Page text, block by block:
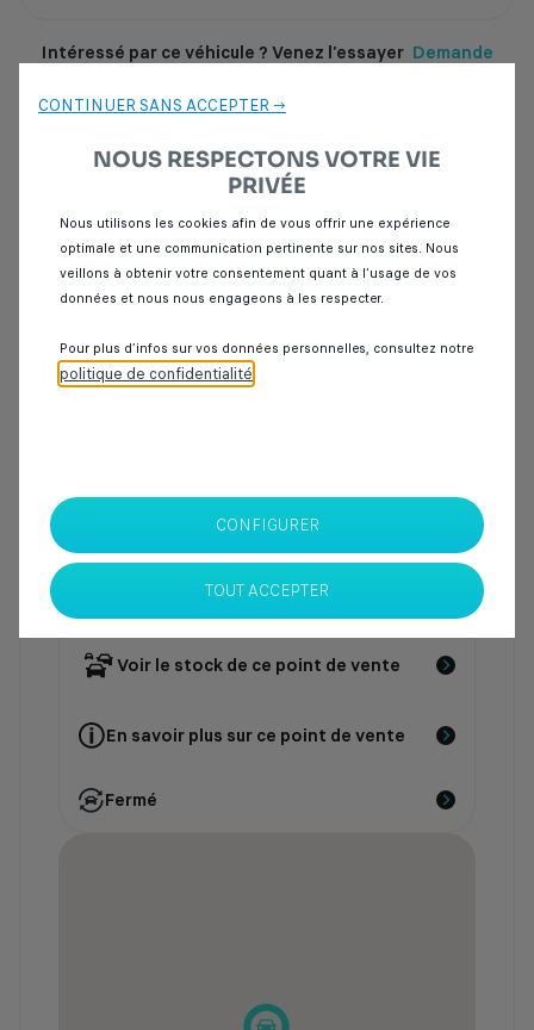
Intéressé par ce véhicule ? Venez l’essayer Demande
Point de vente
SPOTICAR Italcar BOUSKOURA
Ouled Benameur, RP 3011, Km 6, Bouskoura
Sortie ville verte20000
Contacter le point de vente
Voir le stock de ce point de vente
En savoir plus sur ce point de vente
Fermé
CONTINUER SANS ACCEPTER →
NOUS RESPECTONS VOTRE VIE
PRIVÉE
Nous utilisons les cookies afin de vous offrir une expérience
optimale et une communication pertinente sur nos sites. Nous
veillons à obtenir votre consentement quant à l’usage de vos
données et nous nous engageons à les respecter.
Pour plus d’infos sur vos données personnelles, consultez notre
politique de confidentialité
CONFIGURER
TOUT ACCEPTER